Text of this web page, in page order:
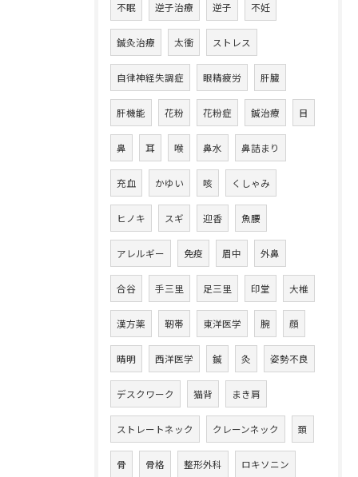
不眠 逆子治療 逆子 不妊
鍼灸治療 太衝 ストレス
自律神経失調症 眼精疲労 肝臓
肝機能 花粉 花粉症 鍼治療 目
鼻 耳 喉 鼻水 鼻詰まり
充血 かゆい 咳 くしゃみ
ヒノキ スギ 迎香 魚腰
アレルギー 免疫 眉中 外鼻
合谷 手三里 足三里 印堂 大椎
漢方薬 靭帯 東洋医学 腕 顔
晴明 西洋医学 鍼 灸 姿勢不良
デスクワーク 猫背 まき肩
ストレートネック クレーンネック 頚
骨 骨格 整形外科 ロキソニン